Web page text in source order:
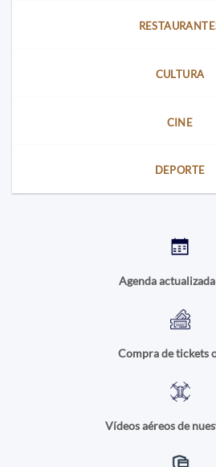
CULTURA
CINE
DEPORTE
Agenda
Compra de tickets
Vídeos aéreos de